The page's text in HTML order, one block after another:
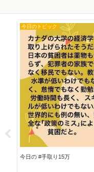
今日のトピック
今日の #手取り15万